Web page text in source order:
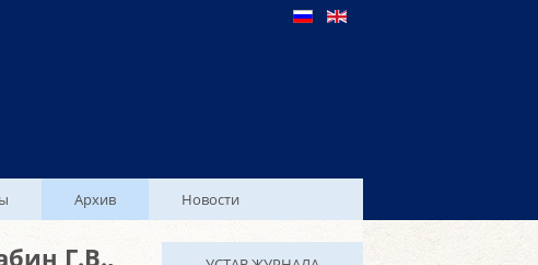
Архив Новости
Г.В.,